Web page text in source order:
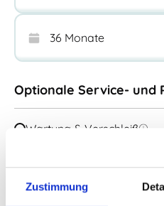
Zustimmung
Optionale Service- und
Wartung & Verschleiß
Reifen Komplettpaket
inkl. Reifenersatz